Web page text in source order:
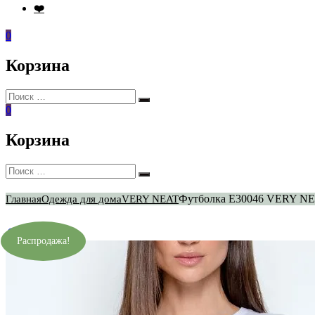
❤️
0
Корзина
Искать:
Поиск
0
Корзина
Искать:
Поиск
ГлавнаяОдежда для домаVERY NEATФутболка E30046 VERY
Распродажа!